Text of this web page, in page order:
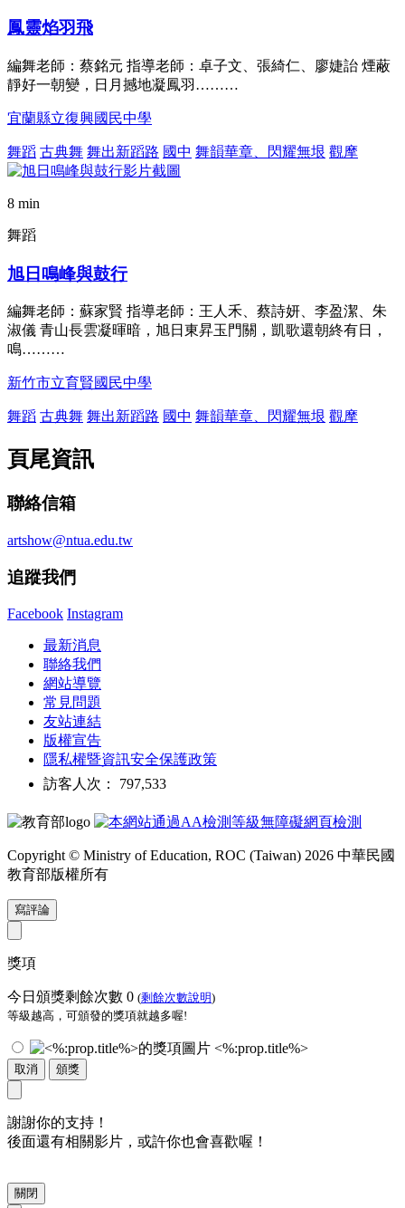
鳳靈焰羽飛
編舞老師：蔡銘元 指導老師：卓子文、張綺仁、廖婕詒 煙蔽
靜好一朝變，日月撼地凝鳳羽………
宜蘭縣立復興國民中學
舞蹈 古典舞 舞出新蹈路 國中 舞韻華章、閃耀無垠 觀摩
8 min
舞蹈
旭日鳴峰與鼓行
編舞老師：蘇家賢 指導老師：王人禾、蔡詩妍、李盈潔、朱
淑儀 青山長雲凝暉暗，旭日東昇玉門關，凱歌還朝終有日，
鳴………
新竹市立育賢國民中學
舞蹈 古典舞 舞出新蹈路 國中 舞韻華章、閃耀無垠 觀摩
頁尾資訊
聯絡信箱
artshow@ntua.edu.tw
追蹤我們
Facebook Instagram
最新消息
聯絡我們
網站導覽
常見問題
友站連結
版權宣告
隱私權暨資訊安全保護政策
訪客人次： 797,533
Copyright © Ministry of Education, ROC (Taiwan) 2026 中華民國
教育部版權所有
寫評論
獎項
今日頒獎剩餘次數 0 (剩餘次數說明)
等級越高，可頒發的獎項就越多喔!
<%:prop.title%>
取消 頒獎
謝謝你的支持！
後面還有相關影片，或許你也會喜歡喔！
關閉